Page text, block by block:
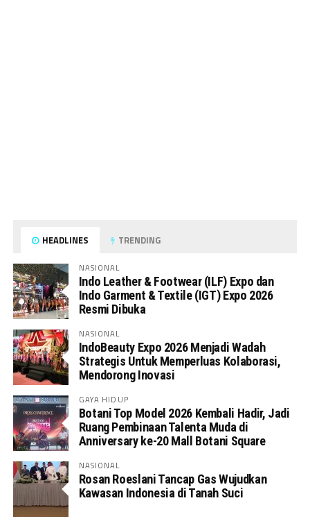
HEADLINES TRENDING
NASIONAL
Indo Leather & Footwear (ILF) Expo dan
Indo Garment & Textile (IGT) Expo 2026
Resmi Dibuka
NASIONAL
IndoBeauty Expo 2026 Menjadi Wadah
Strategis Untuk Memperluas Kolaborasi,
Mendorong Inovasi
GAYA HIDUP
Botani Top Model 2026 Kembali Hadir, Jadi
Ruang Pembinaan Talenta Muda di
Anniversary ke-20 Mall Botani Square
NASIONAL
Rosan Roeslani Tancap Gas Wujudkan
Kawasan Indonesia di Tanah Suci